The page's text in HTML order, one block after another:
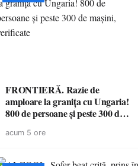
FRONTIERĂ. Razie de
amploare la granița cu Ungaria!
800 de persoane și peste 300 de
acum 5 ore